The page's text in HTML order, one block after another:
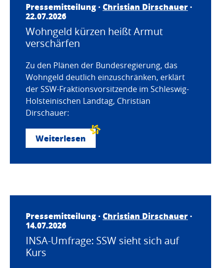
Pressemitteilung · Christian Dirschauer·
22.07.2026
Wohngeld kürzen heißt Armut
verschärfen
Zu den Plänen der Bundesregierung, das
Wohngeld deutlich einzuschränken, erklärt
der SSW-Fraktionsvorsitzende im Schleswig-
Holsteinischen Landtag, Christian
Dirschauer:
Weiterlesen
Pressemitteilung · Christian Dirschauer·
14.07.2026
INSA-Umfrage: SSW sieht sich auf
Kurs